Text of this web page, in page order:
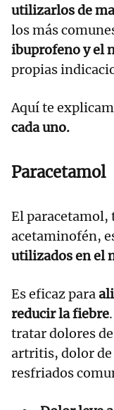
utilizarlos de
los más
ibuprofeno y el
propias
Aquí te
cada uno.
Paracetamol
El paracetamol,
acetaminofén,
utilizados en el
Es eficaz para
reducir la fiebre
tratar dolores
artritis, dolor de
resfriados